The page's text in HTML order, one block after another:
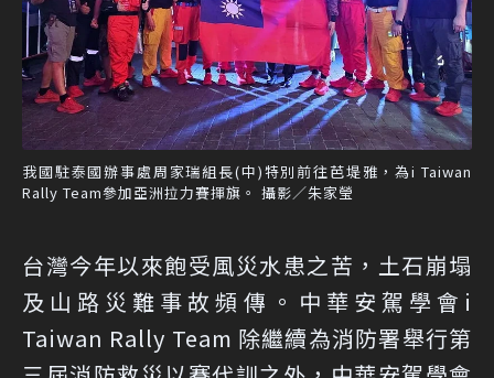
我國駐泰國辦事處周家瑞組長(中)特別前往芭堤雅，為i Taiwan
Rally Team參加亞洲拉力賽揮旗。 攝影／朱家瑩
台灣今年以來飽受風災水患之苦，土石崩塌
及山路災難事故頻傳。中華安駕學會i
Taiwan Rally Team 除繼續為消防署舉行第